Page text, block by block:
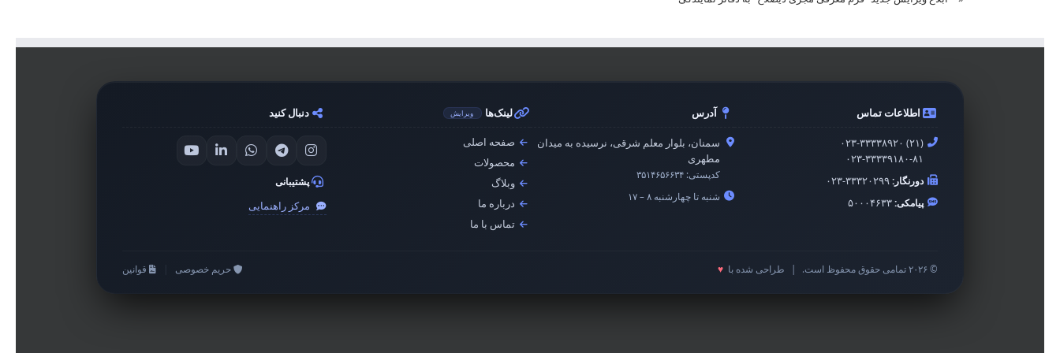
اطلاعات تماس
۰۲۳-۳۳۳۳۸۹۲۰ (۲۱)
۰۲۳-۳۳۳۳۹۱۸۰-۸۱
دورنگار:۰۲۳-۳۳۳۲۰۲۹۹
پیامکی:۵۰۰۰۴۶۳۳
آدرس
سمنان، بلوار معلم شرقی، نرسیده به میدان
مطهری
کدپستی:۳۵۱۴۶۵۶۶۳۴
شنبه تا چهارشنبه ۸ – ۱۷
لینک‌ها ویرایش
صفحه اصلی
محصولات
وبلاگ
درباره ما
تماس با ما
دنبال کنید
پشتیبانی
مرکز راهنمایی
© ۲۰۲۶ تمامی حقوق محفوظ است. طراحی شده با ♥ حریم خصوصی قوانین